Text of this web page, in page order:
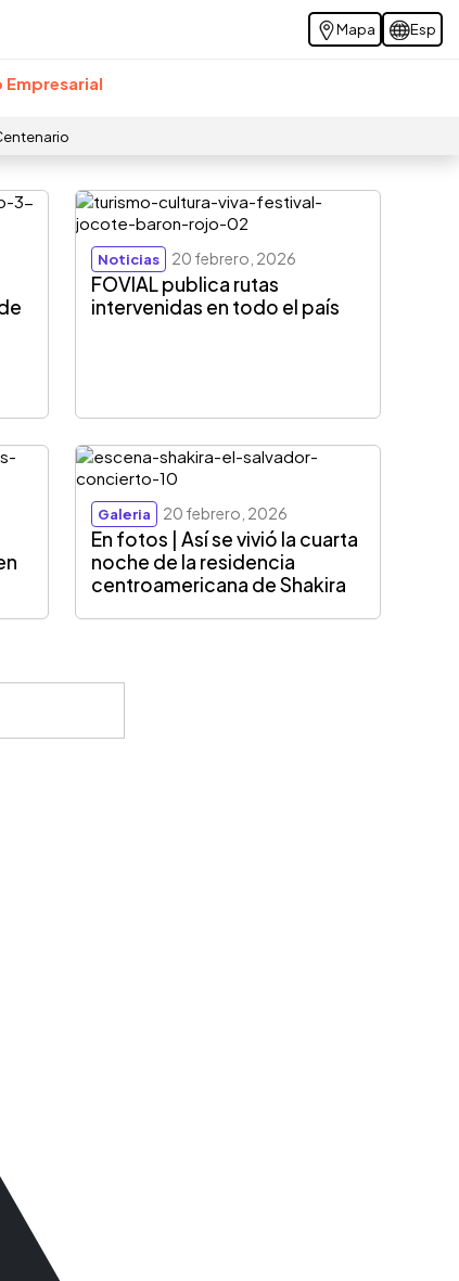
Mapa Esp
Noticias 20 febrero, 2026
FOVIAL publica rutas
intervenidas en todo el país
Galeria 20 febrero, 2026
En fotos | Así se vivió la cuarta
noche de la residencia
centroamericana de Shakira